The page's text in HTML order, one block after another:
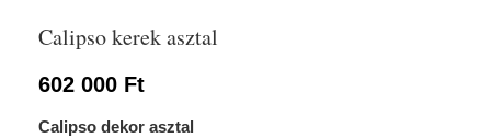
Calipso kerek asztal
602 000 Ft
Calipso dekor asztal